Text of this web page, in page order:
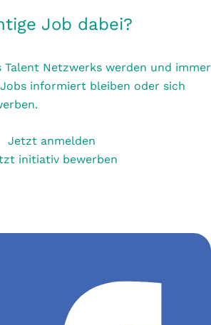
Job dabei?
Talent Netzwerks werden und immer
informiert bleiben oder sich
Jetzt anmelden
initiativ bewerben